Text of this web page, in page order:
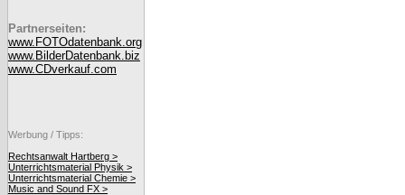
Partnerseiten:
www.FOTOdatenbank.org
www.BilderDatenbank.biz
www.CDverkauf.com
Werbung / Tipps:
Rechtsanwalt Hartberg >
Unterrichtsmaterial Physik >
Unterrichtsmaterial Chemie >
Music and Sound FX >